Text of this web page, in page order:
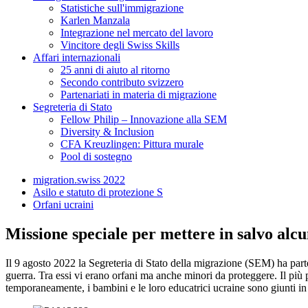
Statistiche sull'immigrazione
Karlen Manzala
Integrazione nel mercato del lavoro
Vincitore degli Swiss Skills
Affari internazionali
25 anni di aiuto al ritorno
Secondo contributo svizzero
Partenariati in materia di migrazione
Segreteria di Stato
Fellow Philip – Innovazione alla SEM
Diversity & Inclusion
CFA Kreuzlingen: Pittura murale
Pool di sostegno
migration.swiss 2022
Asilo e statuto di protezione S
Orfani ucraini
Missione speciale per mettere in salvo
Il 9 agosto 2022 la Segreteria di Stato della migrazione (SEM) ha
guerra. Tra essi vi erano orfani ma anche minori da proteggere. Il
temporaneamente, i bambini e le loro educatrici ucraine sono giunti